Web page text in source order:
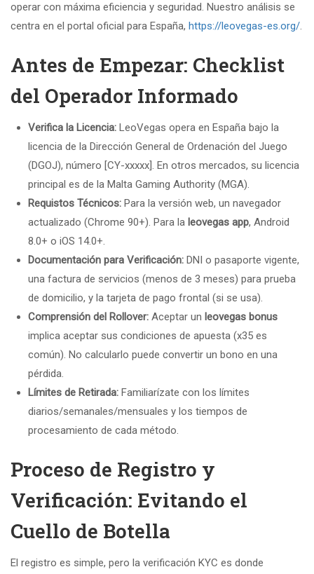
operar con máxima eficiencia y seguridad. Nuestro análisis se
centra en el portal oficial para España, https://leovegas-es.org/.
Antes de Empezar: Checklist
del Operador Informado
Verifica la Licencia: LeoVegas opera en España bajo la
licencia de la Dirección General de Ordenación del Juego
(DGOJ), número [CY-xxxxx]. En otros mercados, su licencia
principal es de la Malta Gaming Authority (MGA).
Requistos Técnicos: Para la versión web, un navegador
actualizado (Chrome 90+). Para la leovegas app, Android
8.0+ o iOS 14.0+.
Documentación para Verificación: DNI o pasaporte vigente,
una factura de servicios (menos de 3 meses) para prueba
de domicilio, y la tarjeta de pago frontal (si se usa).
Comprensión del Rollover: Aceptar un leovegas bonus
implica aceptar sus condiciones de apuesta (x35 es
común). No calcularlo puede convertir un bono en una
pérdida.
Límites de Retirada: Familiarízate con los límites
diarios/semanales/mensuales y los tiempos de
procesamiento de cada método.
Proceso de Registro y
Verificación: Evitando el
Cuello de Botella
El registro es simple, pero la verificación KYC es donde